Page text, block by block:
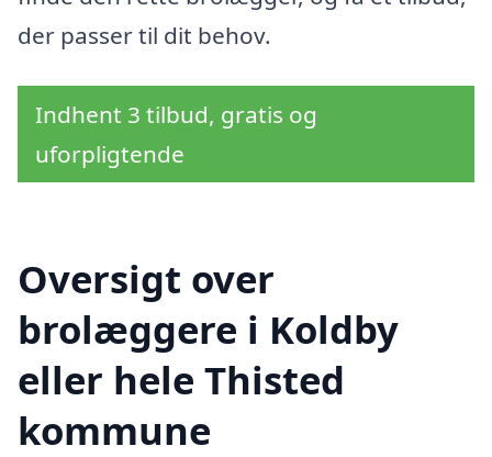
der passer til dit behov.
Indhent 3 tilbud, gratis og
uforpligtende
Oversigt over
brolæggere i Koldby
eller hele Thisted
kommune